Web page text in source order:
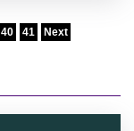
40 41 Next